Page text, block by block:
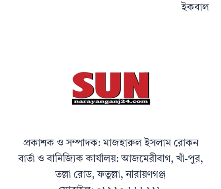
ইকবাল
প্রকাশক ও সম্পাদক: মাজহারুল ইসলাম রোকন
বার্তা ও বানিজ্যিক কার্যালয়: আজমেরীবাগ, খাঁ-পুর,
তল্লা রোড, ফতুল্লা, নারায়ণগঞ্জ